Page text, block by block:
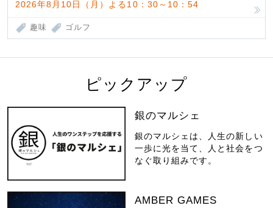
2026年8月10日（月）よる10：30～10：54
趣味 ゴルフ
ピックアップ
銀のマルシェ
銀のマルシェは、人生の新しい
一歩に光を当て、人と社会をつ
なぐ取り組みです。
AMBER GAMES